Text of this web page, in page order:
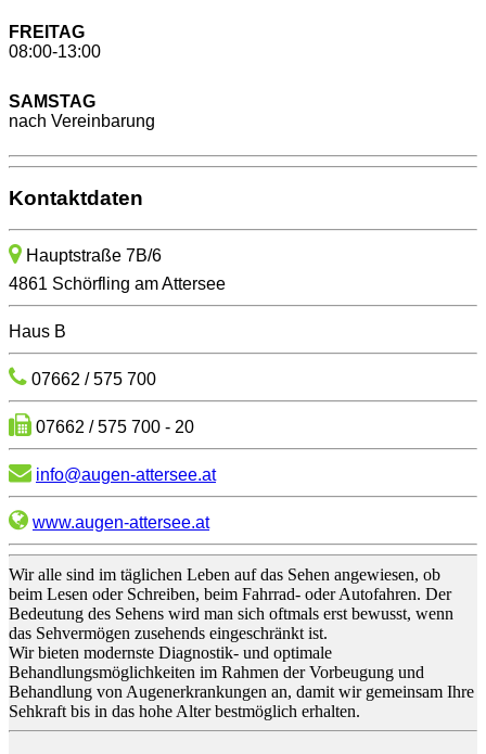
FREITAG
08:00-13:00
SAMSTAG
nach Vereinbarung
Kontaktdaten
Hauptstraße 7B/6
4861 Schörfling am Attersee
Haus B
07662 / 575 700
07662 / 575 700 - 20
info@augen-attersee.at
www.augen-attersee.at
Wir alle sind im täglichen Leben auf das Sehen angewiesen, ob
beim Lesen oder Schreiben, beim Fahrrad- oder Autofahren. Der
Bedeutung des Sehens wird man sich oftmals erst bewusst, wenn
das Sehvermögen zusehends eingeschränkt ist.
Wir bieten modernste Diagnostik- und optimale
Behandlungsmöglichkeiten im Rahmen der Vorbeugung und
Behandlung von Augenerkrankungen an, damit wir gemeinsam Ihre
Sehkraft bis in das hohe Alter bestmöglich erhalten.